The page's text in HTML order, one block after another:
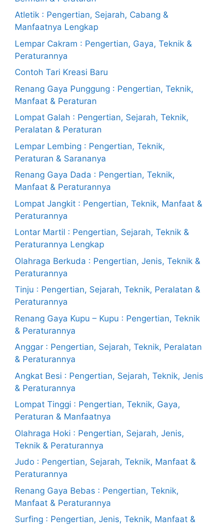
Atletik : Pengertian, Sejarah, Cabang &
Manfaatnya Lengkap
Lempar Cakram : Pengertian, Gaya, Teknik &
Peraturannya
Contoh Tari Kreasi Baru
Renang Gaya Punggung : Pengertian, Teknik,
Manfaat & Peraturan
Lompat Galah : Pengertian, Sejarah, Teknik,
Peralatan & Peraturan
Lempar Lembing : Pengertian, Teknik,
Peraturan & Sarananya
Renang Gaya Dada : Pengertian, Teknik,
Manfaat & Peraturannya
Lompat Jangkit : Pengertian, Teknik, Manfaat &
Peraturannya
Lontar Martil : Pengertian, Sejarah, Teknik &
Peraturannya Lengkap
Olahraga Berkuda : Pengertian, Jenis, Teknik &
Peraturannya
Tinju : Pengertian, Sejarah, Teknik, Peralatan &
Peraturannya
Renang Gaya Kupu – Kupu : Pengertian, Teknik
& Peraturannya
Anggar : Pengertian, Sejarah, Teknik, Peralatan
& Peraturannya
Angkat Besi : Pengertian, Sejarah, Teknik, Jenis
& Peraturannya
Lompat Tinggi : Pengertian, Teknik, Gaya,
Peraturan & Manfaatnya
Olahraga Hoki : Pengertian, Sejarah, Jenis,
Teknik & Peraturannya
Judo : Pengertian, Sejarah, Teknik, Manfaat &
Peraturannya
Renang Gaya Bebas : Pengertian, Teknik,
Manfaat & Peraturannya
Surfing : Pengertian, Jenis, Teknik, Manfaat &